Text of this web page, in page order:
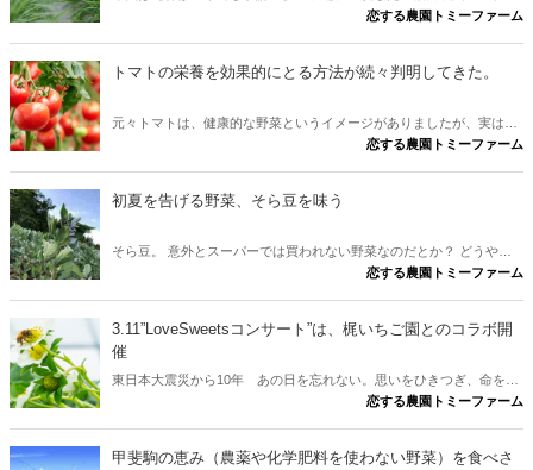
ンド 浜ニラについてのインタビューをご紹介します。恋する農園トミーファーム
トマトの栄養を効果的にとる方法が続々判明してきた。
元々トマトは、健康的な野菜というイメージがありましたが、実はこ
こ10年で見ても、今もなお、新しい栄養や、元々あった栄養素の新し
恋する農園トミーファーム
初夏を告げる野菜、そら豆を味う
そら豆。 意外とスーパーでは買われない野菜なのだとか？ どうや
ら、コスパが悪いイメージと、売られている時期が短いというのが要
恋する農園トミーファーム
3.11”LoveSweetsコンサート”は、梶いちご園とのコラボ開
催
東日本大震災から10年 あの日を忘れない。思いをひきつぎ、命をつ
なぐ、希望への奏で・・・！ 音楽コーディネーター”関井うらら”の地
恋する農園トミーファーム
甲斐駒の恵み（農薬や化学肥料を使わない野菜）を食べさ